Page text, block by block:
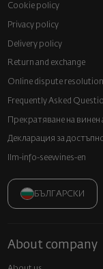
Cookie policy
Privacy policy
Delivery policy
Return and exchange
Online dispute resolution
Frequently Asked
Прекратяване на
Декларация за
llm-info-seewines-en
БЪЛГАРСКИ
About company